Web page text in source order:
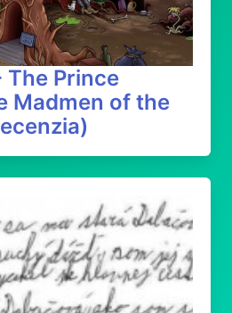
The Prince
Madmen of the